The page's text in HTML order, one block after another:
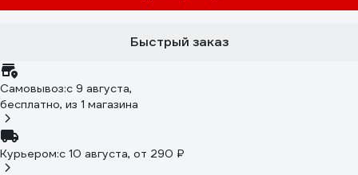
Быстрый заказ
Самовывоз:c 9 августа,
бесплатно, из 1 магазина
Курьером:c 10 августа, от 290 ₽